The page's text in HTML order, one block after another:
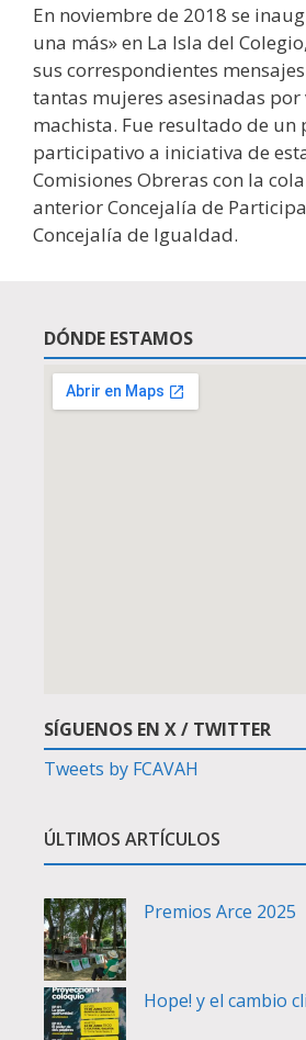
En noviembre de 2018 se
una más» en La Isla del
sus correspondientes
tantas mujeres asesinadas por
machista. Fue resultado de un
participativo a iniciativa de
Comisiones Obreras con la
anterior Concejalía de
Concejalía de Igualdad.
DÓNDE ESTAMOS
SÍGUENOS EN X / TWITTER
Tweets by FCAVAH
ÚLTIMOS ARTÍCULOS
Premios Arce 2025
Hope! y el cambio